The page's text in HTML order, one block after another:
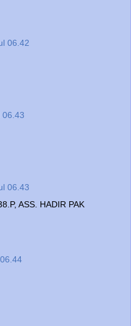
06.42
06.43
06.43
ASS. HADIR PAK